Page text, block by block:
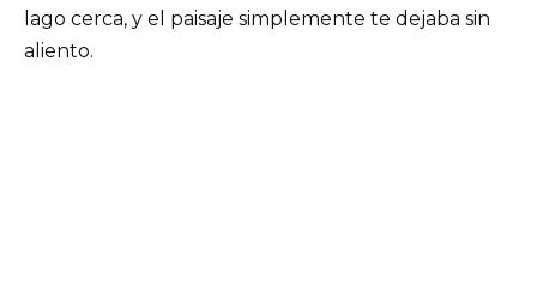
lago cerca, y el paisaje simplemente te dejaba sin
aliento.